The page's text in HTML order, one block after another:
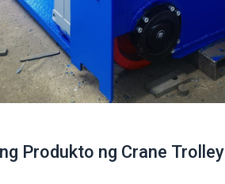
Produkto ng Crane Trolley